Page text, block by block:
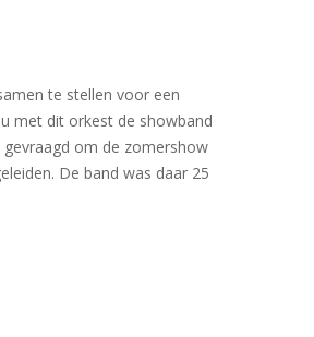
te stellen voor een
met dit orkest de showband
om de zomershow
De band was daar 25